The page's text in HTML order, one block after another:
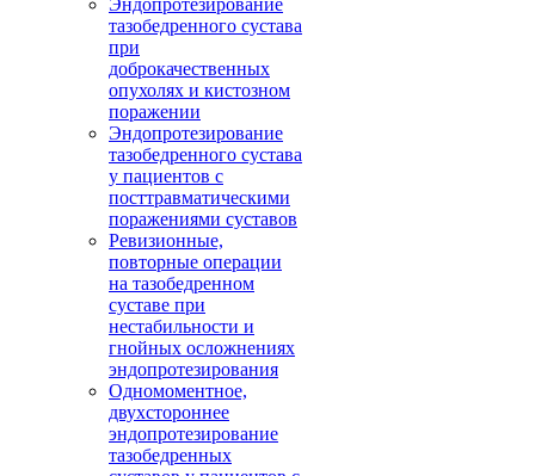
Эндопротезирование
тазобедренного сустава
при
доброкачественных
опухолях и кистозном
поражении
Эндопротезирование
тазобедренного сустава
у пациентов с
посттравматическими
поражениями суставов
Ревизионные,
повторные операции
на тазобедренном
суставе при
нестабильности и
гнойных осложнениях
эндопротезирования
Одномоментное,
двухстороннее
эндопротезирование
тазобедренных